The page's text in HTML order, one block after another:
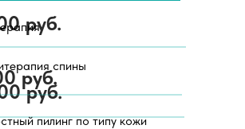
спины
руб.
руб.
пилинг по типу кожи
руб.